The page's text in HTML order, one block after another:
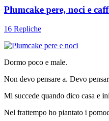
Plumcake pere, noci e
16 Repliche
Dormo poco e male.
Non devo pensare a. Devo
Mi succede quando dico casa e
Nel frattempo ho piantato i